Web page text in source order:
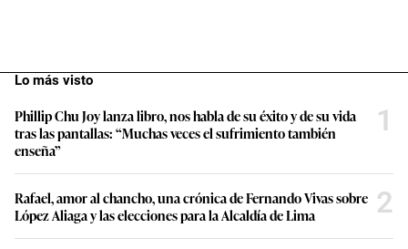
Lo más visto
Phillip Chu Joy lanza libro, nos habla de su éxito y de su vida
tras las pantallas: “Muchas veces el sufrimiento también
enseña”
1
Rafael, amor al chancho, una crónica de Fernando Vivas sobre
López Aliaga y las elecciones para la Alcaldía de Lima
2